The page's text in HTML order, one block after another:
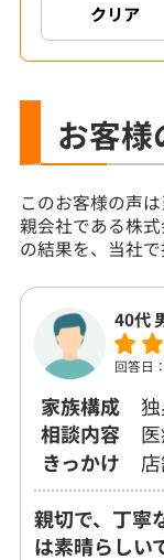
お客様
このお客様の声
親会社である株
の結果を、当社
40代
回答日
家族構成
相談内容
きっかけ
親切で、丁寧
は素晴らしい